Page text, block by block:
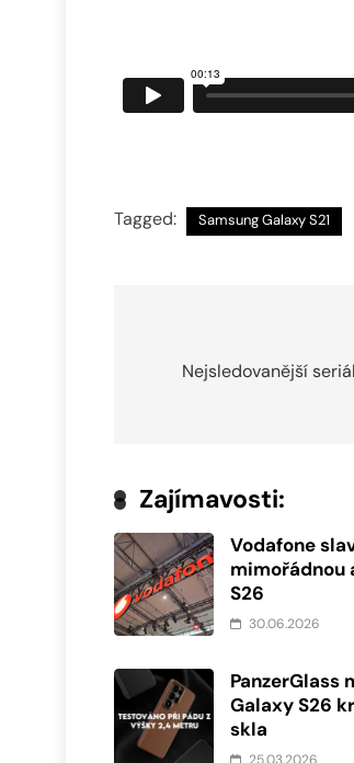
Tagged: Samsung Galaxy S21
Nejsledovanější
Zajímavosti:
Vodafone
mimořádnou
S26
30.06.2026
PanzerGlass
Galaxy S26
skla